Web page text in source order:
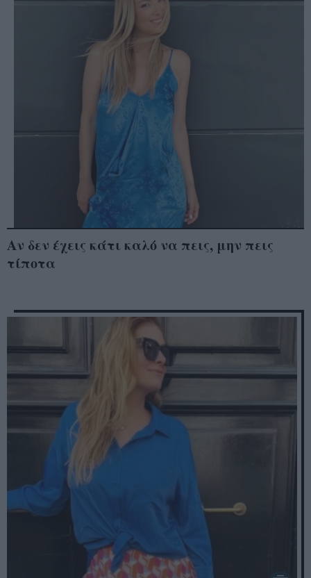
Αν δεν έχεις κάτι καλό να πεις, μην πεις
τίποτα